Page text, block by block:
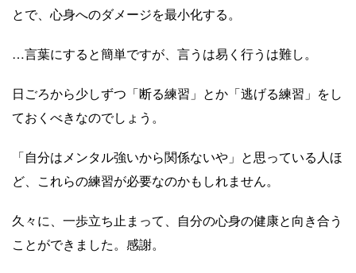
とで、心身へのダメージを最小化する。
…言葉にすると簡単ですが、言うは易く行うは難し。
日ごろから少しずつ「断る練習」とか「逃げる練習」をし
ておくべきなのでしょう。
「自分はメンタル強いから関係ないや」と思っている人ほ
ど、これらの練習が必要なのかもしれません。
久々に、一歩立ち止まって、自分の心身の健康と向き合う
ことができました。感謝。